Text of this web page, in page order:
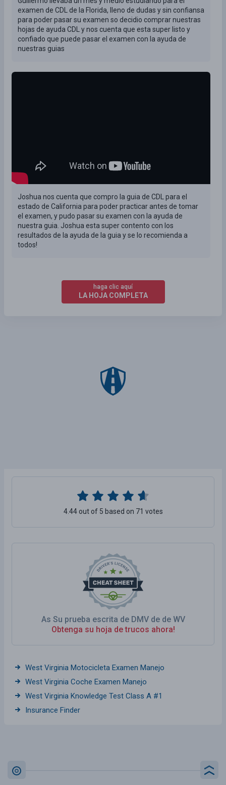
As Su prueba escrita de DMV de de WV
Obtenga su hoja de trucos ahora!
4.44 out of 5 based on 71 votes
West Virginia Motocicleta Examen Manejo
West Virginia Coche Examen Manejo
West Virginia Knowledge Test Class A #1
Insurance Finder
examen de CDL de la Florida, lleno de dudas y sin confiansa
para poder pasar su examen so decidio comprar nuestras
hojas de ayuda CDL y nos cuenta que esta super listo y
confiado que puede pasar el examen con la ayuda de
nuestras guias
Joshua nos cuenta que compro la guia de CDL para el
estado de California para poder practicar antes de tomar
el examen, y pudo pasar su examen con la ayuda de
nuestra guia. Joshua esta super contento con los
resultados de la ayuda de la guia y se lo recomienda a
todos!
haga clic aquí
LA HOJA COMPLETA